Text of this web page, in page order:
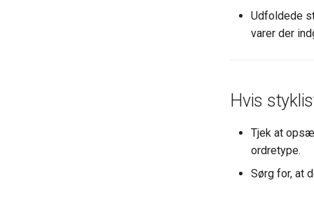
Udfoldede
varer der
Hvis
Tjek at
ordretype.
Sørg for, at